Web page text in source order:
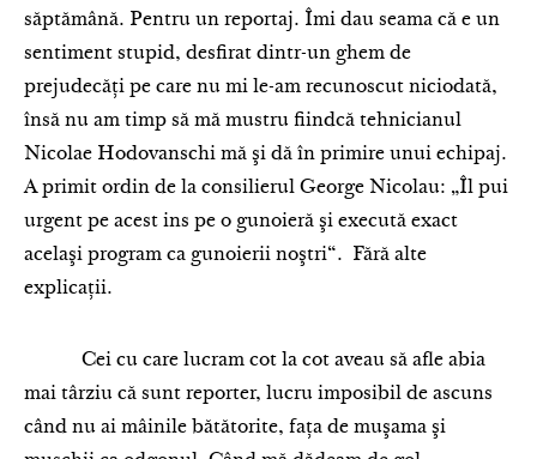
săptămână. Pentru un reportaj. Îmi dau seama că e un
sentiment stupid, desfirat dintr-un ghem de
prejudecăţi pe care nu mi le-am recunoscut niciodată,
însă nu am timp să mă mustru fiindcă tehnicianul
Nicolae Hodovanschi mă şi dă în primire unui echipaj.
A primit ordin de la consilierul George Nicolau: „Îl pui
urgent pe acest ins pe o gunoieră şi execută exact
acelaşi program ca gunoierii noştri“. Fără alte
explicații.
Cei cu care lucram cot la cot aveau să afle abia
mai târziu că sunt reporter, lucru imposibil de ascuns
când nu ai mâinile bătătorite, faţa de muşama şi